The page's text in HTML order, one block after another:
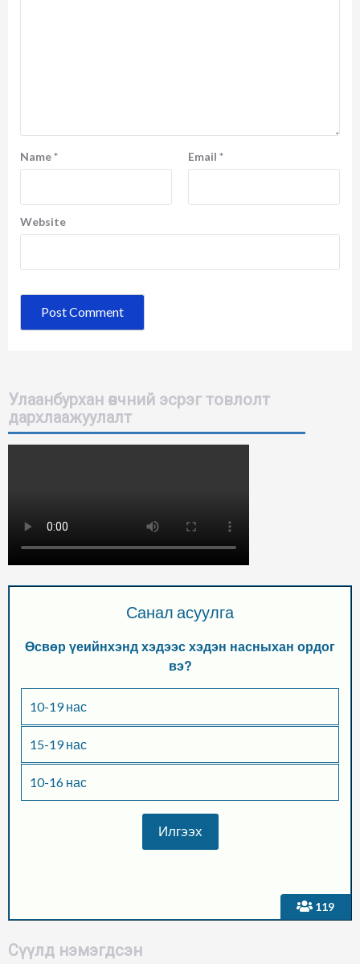
Name* Email *
Website
Улаанбурхан өвчний эсрэг товлолт
дархлаажуулалт
119
Санал асуулга
Өсвөр үеийнхэнд хэдээс хэдэн насныхан ордог
вэ?
10-19 нас
15-19 нас
10-16 нас
Сүүлд нэмэгдсэн